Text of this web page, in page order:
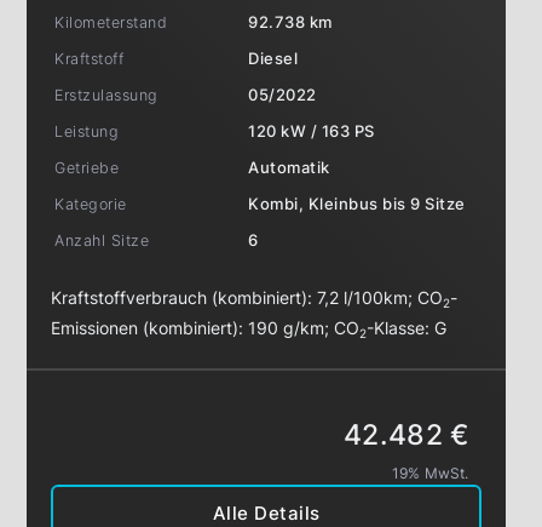
Kilometerstand
92.738 km
Kraftstoff
Diesel
Erstzulassung
05/2022
Leistung
120 kW / 163 PS
Getriebe
Automatik
Kategorie
Kombi, Kleinbus bis 9 Sitze
Anzahl Sitze
6
Kraftstoffverbrauch (kombiniert):7,2 l/100km;CO2-
Emissionen (kombiniert): 190 g/km;CO2-Klasse:G
Alle Details
42.482 €
19% MwSt.